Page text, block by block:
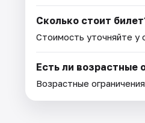
Сколько стоит
Стоимость уточняйте у
Есть ли возрастные
Возрастные